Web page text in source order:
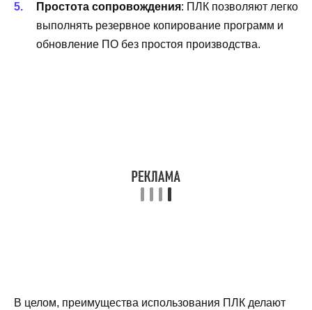
Простота сопровождения: ПЛК позволяют легко
выполнять резервное копирование программ и
обновление ПО без простоя производства.
В целом, преимущества использования ПЛК делают